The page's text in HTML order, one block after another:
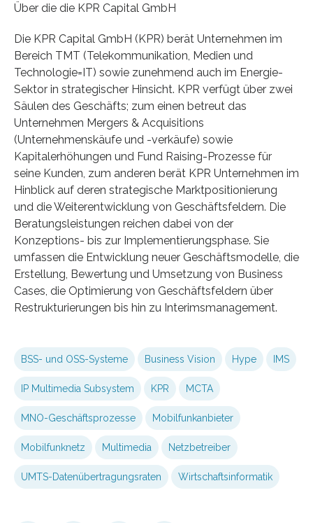
Über die die KPR Capital GmbH
Die KPR Capital GmbH (KPR) berät Unternehmen im
Bereich TMT (Telekommunikation, Medien und
Technologie=IT) sowie zunehmend auch im Energie-
Sektor in strategischer Hinsicht. KPR verfügt über zwei
Säulen des Geschäfts; zum einen betreut das
Unternehmen Mergers & Acquisitions
(Unternehmenskäufe und -verkäufe) sowie
Kapitalerhöhungen und Fund Raising-Prozesse für
seine Kunden, zum anderen berät KPR Unternehmen im
Hinblick auf deren strategische Marktpositionierung
und die Weiterentwicklung von Geschäftsfeldern. Die
Beratungsleistungen reichen dabei von der
Konzeptions- bis zur Implementierungsphase. Sie
umfassen die Entwicklung neuer Geschäftsmodelle, die
Erstellung, Bewertung und Umsetzung von Business
Cases, die Optimierung von Geschäftsfeldern über
Restrukturierungen bis hin zu Interimsmanagement.
BSS- und OSS-Systeme Business Vision Hype IMS
IP Multimedia Subsystem KPR MCTA
MNO-Geschäftsprozesse Mobilfunkanbieter
Mobilfunknetz Multimedia Netzbetreiber
UMTS-Datenübertragungsraten Wirtschaftsinformatik